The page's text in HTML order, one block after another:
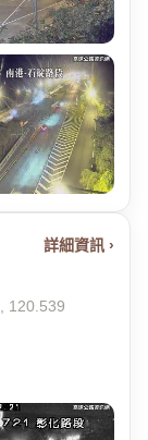
詳細資訊 ›
120.539